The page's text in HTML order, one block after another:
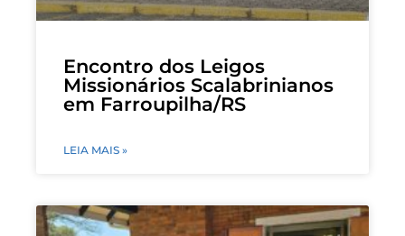
Encontro dos Leigos
Missionários Scalabrinianos
em Farroupilha/RS
LEIA MAIS »